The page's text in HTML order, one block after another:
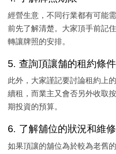
經營生意，不同行業都有可能
前先了解清楚。大家頂手前記
轉讓牌照的安排。
5. 查詢頂讓舗的租約條件
此外，大家謹記要討論租約上
續租，而業主又會否另外收取
期投資的預算。
6. 了解舖位的狀況和維修
如果頂讓的舖位為於較為老舊